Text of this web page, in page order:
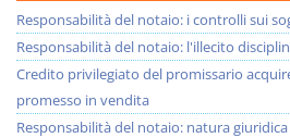
Responsabilità del notaio: i controlli sui
Responsabilità del notaio: l'illecito
Credito privilegiato del promissario
promesso in vendita
Responsabilità del notaio: natura